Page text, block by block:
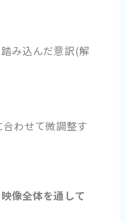
み込んだ意訳(解
わせて微調整す
映像全体を通して